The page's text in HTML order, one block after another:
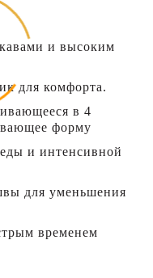
и высоким
для комфорта.
в 4
форму
и интенсивной
для уменьшения
временем